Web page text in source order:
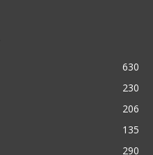
630
230
206
135
290